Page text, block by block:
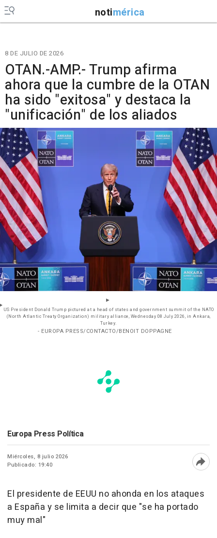
notimérica
8 DE JULIO DE 2026
OTAN.-AMP.- Trump afirma
ahora que la cumbre de la OTAN
ha sido "exitosa" y destaca la
"unificación" de los aliados
US President Donald Trump pictured at a head of states and government summit of the NATO
(North Atlantic Treaty Organization) military alliance, Wednesday 08 July 2026, in Ankara,
Turkey.
- EUROPA PRESS/CONTACTO/BENOIT DOPPAGNE
Europa Press Política
Miércoles, 8 julio 2026
Publicado: 19:40
El presidente de EEUU no ahonda en los ataques
a España y se limita a decir que "se ha portado
muy mal"